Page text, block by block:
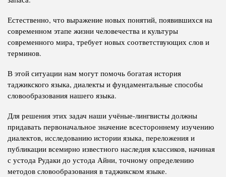
Естественно, что выражение новых понятий, появившихся на
современном этапе жизни человечества и культуры
современного мира, требует новых соответствующих слов и
терминов.
В этой ситуации нам могут помочь богатая история
таджикского языка, диалекты и фундаментальные способы
словообразования нашего языка.
Для решения этих задач наши учёные-лингвисты должны
придавать первоначальное значение всестороннему изучению
диалектов, исследованию истории языка, переложения и
публикации всемирно известного наследия классиков, начиная
с устода Рудаки до устода Айни, точному определению
методов словообразования в таджикском языке.